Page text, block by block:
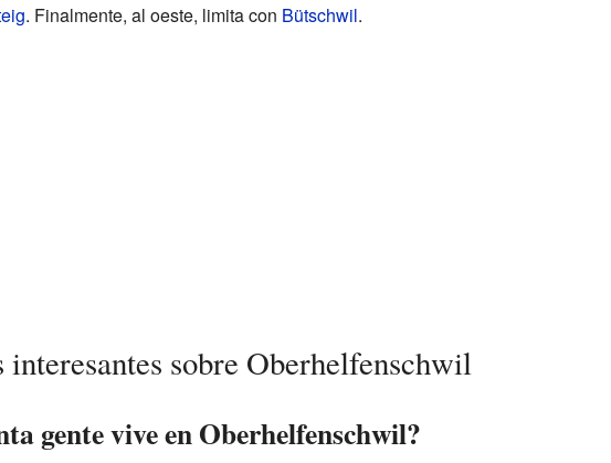
. Finalmente, al oeste, limita con Bütschwil.
interesantes sobre Oberhelfenschwil
gente vive en Oberhelfenschwil?